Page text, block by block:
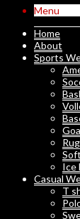
Menu
Home
About
Sports
Ice
Casual
T